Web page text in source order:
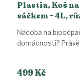
Plastia, Koš
sáčkem - 4L,
499 Kč
Nádoba na
domácnosti?